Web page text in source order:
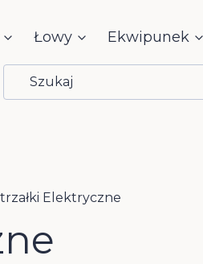
Łowy Ekwipunek
Elektryczne